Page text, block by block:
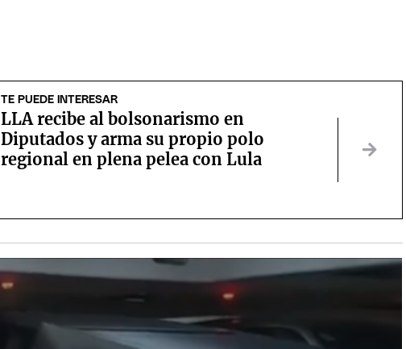
TE PUEDE INTERESAR
LLA recibe al bolsonarismo en
Diputados y arma su propio polo
regional en plena pelea con Lula